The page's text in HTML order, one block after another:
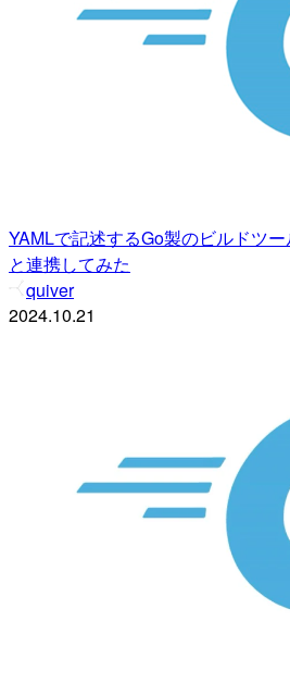
YAMLで記述するGo製のビルドツ
と連携してみた
quiver
2024.10.21